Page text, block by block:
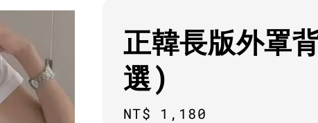
正韓長版外罩
選)
Regular
NT$ 1,180